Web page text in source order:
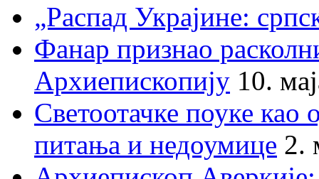
„Распад Украјине:
Фанар признао
Архиепископију 10.
Светоотачке поуке као
питања и недоумице 2.